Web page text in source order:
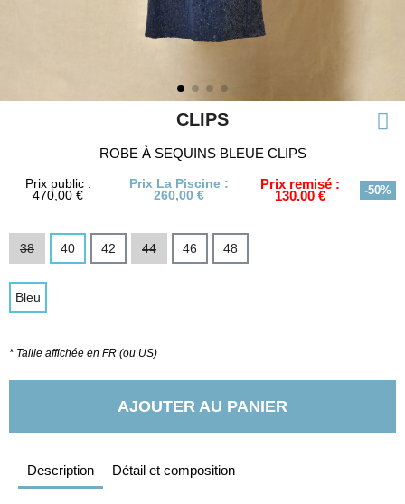
CLIPS
ROBE À SEQUINS BLEUE CLIPS
Prix public :
470,00 €
Prix La Piscine :
260,00 €
Prix remisé :
130,00 € -50%
38 40 42 44 46 48
Bleu
* Taille affichée en FR (ou US)
AJOUTER AU PANIER
Description Détail et composition